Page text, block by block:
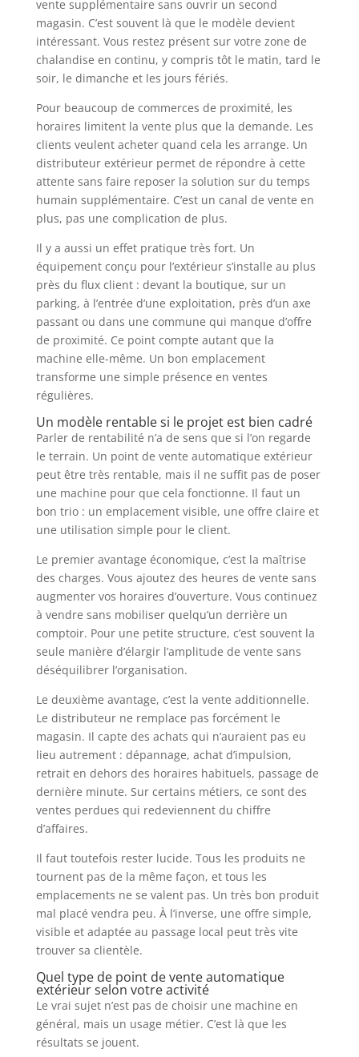
vente supplémentaire sans ouvrir un second
magasin. C’est souvent là que le modèle devient
intéressant. Vous restez présent sur votre zone de
chalandise en continu, y compris tôt le matin, tard le
soir, le dimanche et les jours fériés.
Pour beaucoup de commerces de proximité, les
horaires limitent la vente plus que la demande. Les
clients veulent acheter quand cela les arrange. Un
distributeur extérieur permet de répondre à cette
attente sans faire reposer la solution sur du temps
humain supplémentaire. C’est un canal de vente en
plus, pas une complication de plus.
Il y a aussi un effet pratique très fort. Un
équipement conçu pour l’extérieur s’installe au plus
près du flux client : devant la boutique, sur un
parking, à l’entrée d’une exploitation, près d’un axe
passant ou dans une commune qui manque d’offre
de proximité. Ce point compte autant que la
machine elle-même. Un bon emplacement
transforme une simple présence en ventes
régulières.
Un modèle rentable si le projet est bien cadré
Parler de rentabilité n’a de sens que si l’on regarde
le terrain. Un point de vente automatique extérieur
peut être très rentable, mais il ne suffit pas de poser
une machine pour que cela fonctionne. Il faut un
bon trio : un emplacement visible, une offre claire et
une utilisation simple pour le client.
Le premier avantage économique, c’est la maîtrise
des charges. Vous ajoutez des heures de vente sans
augmenter vos horaires d’ouverture. Vous continuez
à vendre sans mobiliser quelqu’un derrière un
comptoir. Pour une petite structure, c’est souvent la
seule manière d’élargir l’amplitude de vente sans
déséquilibrer l’organisation.
Le deuxième avantage, c’est la vente additionnelle.
Le distributeur ne remplace pas forcément le
magasin. Il capte des achats qui n’auraient pas eu
lieu autrement : dépannage, achat d’impulsion,
retrait en dehors des horaires habituels, passage de
dernière minute. Sur certains métiers, ce sont des
ventes perdues qui redeviennent du chiffre
d’affaires.
Il faut toutefois rester lucide. Tous les produits ne
tournent pas de la même façon, et tous les
emplacements ne se valent pas. Un très bon produit
mal placé vendra peu. À l’inverse, une offre simple,
visible et adaptée au passage local peut très vite
trouver sa clientèle.
Quel type de point de vente automatique
extérieur selon votre activité
Le vrai sujet n’est pas de choisir une machine en
général, mais un usage métier. C’est là que les
résultats se jouent.